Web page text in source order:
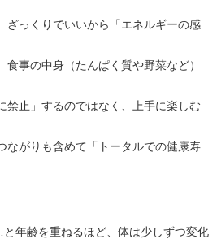
ざっくりでいいから「エネルギーの感
食事の中身（たんぱく質や野菜など）
禁止」するのではなく、上手に楽しむ
ながりも含めて「トータルでの健康寿
年齢を重ねるほど、体は少しずつ変化